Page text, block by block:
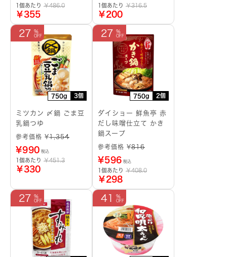
1個あたり ￥486.0
￥355
1個あたり ￥316.5
￥200
750g 3個
27
ミツカン 〆鍋 ごま豆
乳鍋つゆ
参考価格 ¥1,354
¥990 税込
1個あたり ￥451.3
￥330
750g 2個
27
ダイショー 鮮魚亭 赤
だし味噌仕立て かき
鍋スープ
参考価格 ¥816
¥596 税込
1個あたり ￥408.0
￥298
27 41